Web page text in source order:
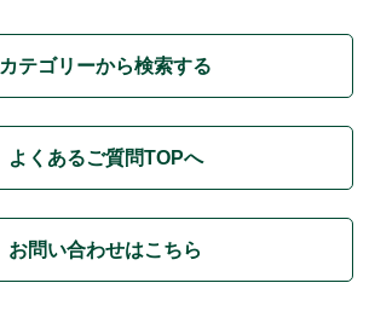
カテゴリーから検索する
よくあるご質問TOPへ
お問い合わせはこちら